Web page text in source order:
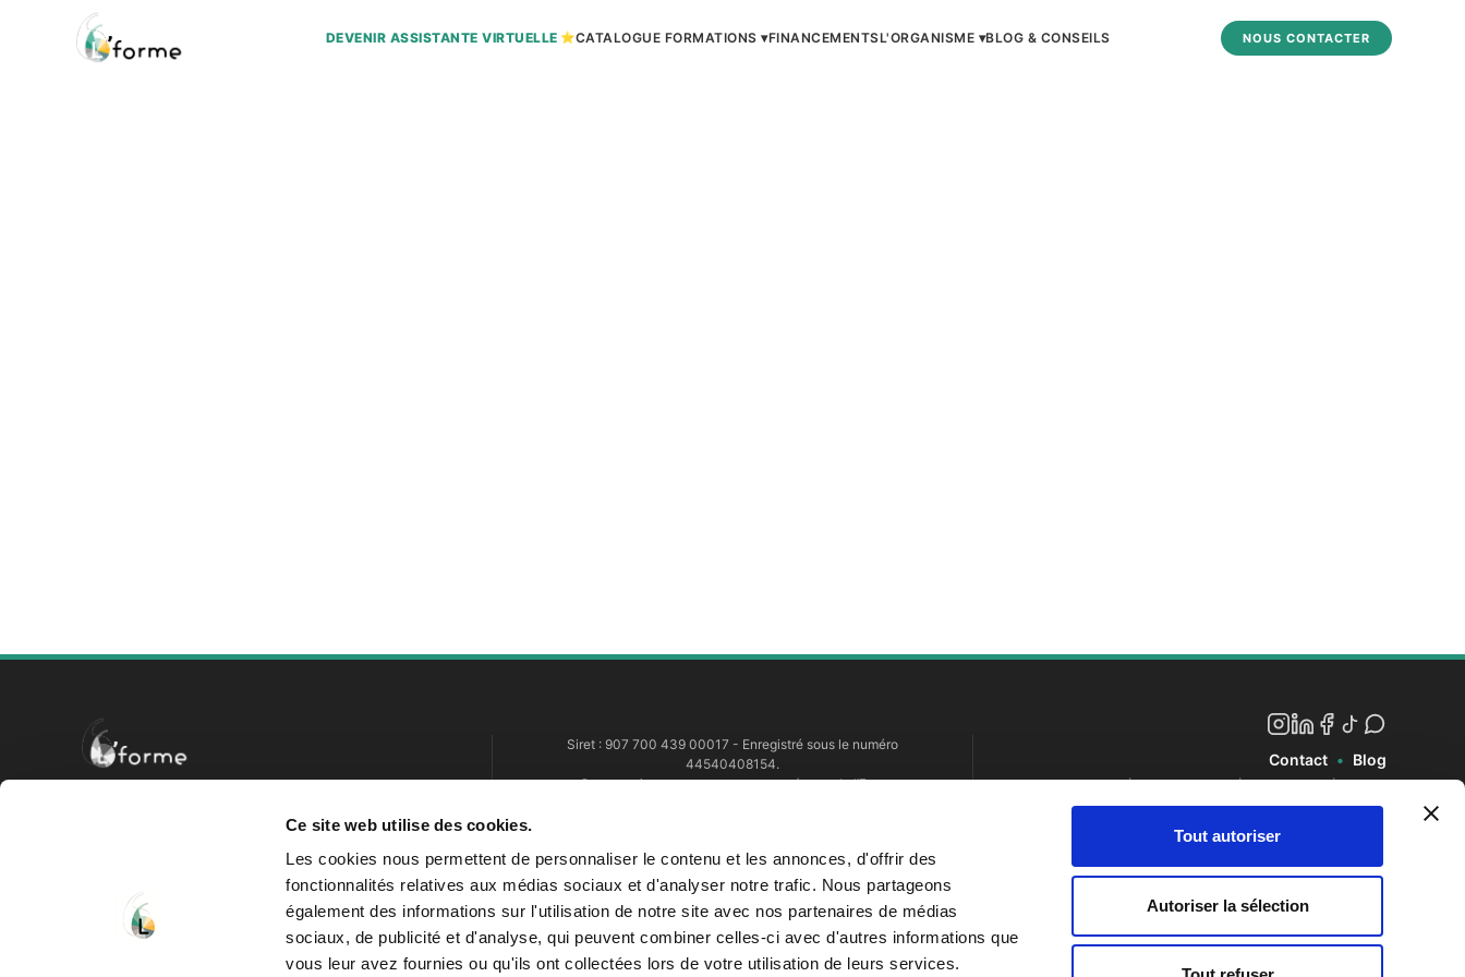
Ce site web utilise des cookies.
Les cookies nous permettent de personnaliser le contenu et les annonces, d'offrir des
fonctionnalités relatives aux médias sociaux et d'analyser notre trafic. Nous partageons
également des informations sur l'utilisation de notre site avec nos partenaires de médias
sociaux, de publicité et d'analyse, qui peuvent combiner celles-ci avec d'autres informations que
vous leur avez fournies ou qu'ils ont collectées lors de votre utilisation de leurs services.
Tout autoriser
Autoriser la sélection
DEVENIR ASSISTANTE VIRTUELLE CATALOGUE FORMATIONS ▾FINANCEMENTSL'ORGANISME ▾BLOG & CONSEILS NOUS CONTACTER
Siret : 907 700 439 00017 - Enregistré sous le numéro
44540408154.
Cet enregistrement ne vaut pas agrément de l’Etat.
Contact • Blog
© 2025 L'Forme